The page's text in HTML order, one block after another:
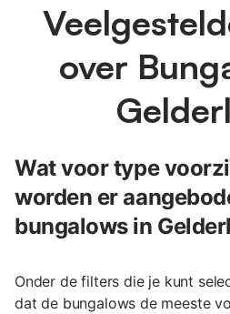
over
Wat voor type
worden er
bungalows in
Onder de filters die je kunt
dat de bungalows de meeste